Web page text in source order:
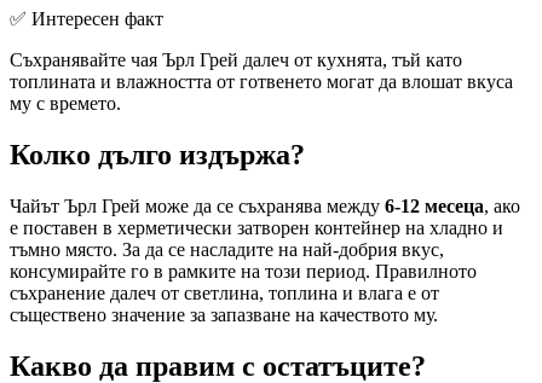
✅ Интересен факт
Съхранявайте чая Ърл Грей далеч от кухнята, тъй като
топлината и влажността от готвенето могат да влошат вкуса
му с времето.
Колко дълго издържа?
Чайът Ърл Грей може да се съхранява между 6-12 месеца, ако
е поставен в херметически затворен контейнер на хладно и
тъмно място. За да се насладите на най-добрия вкус,
консумирайте го в рамките на този период. Правилното
съхранение далеч от светлина, топлина и влага е от
съществено значение за запазване на качеството му.
Какво да правим с остатъците?